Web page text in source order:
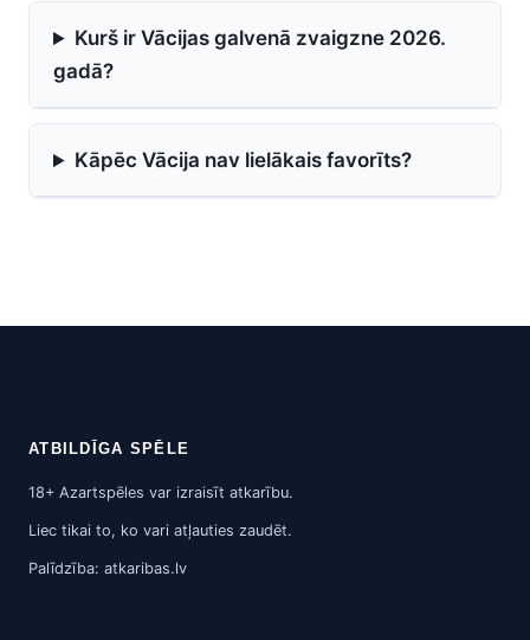
Kurš ir Vācijas galvenā zvaigzne 2026.
gadā?
Kāpēc Vācija nav lielākais favorīts?
ATBILDĪGA SPĒLE
18+ Azartspēles var izraisīt atkarību.
Liec tikai to, ko vari atļauties zaudēt.
Palīdzība: atkaribas.lv